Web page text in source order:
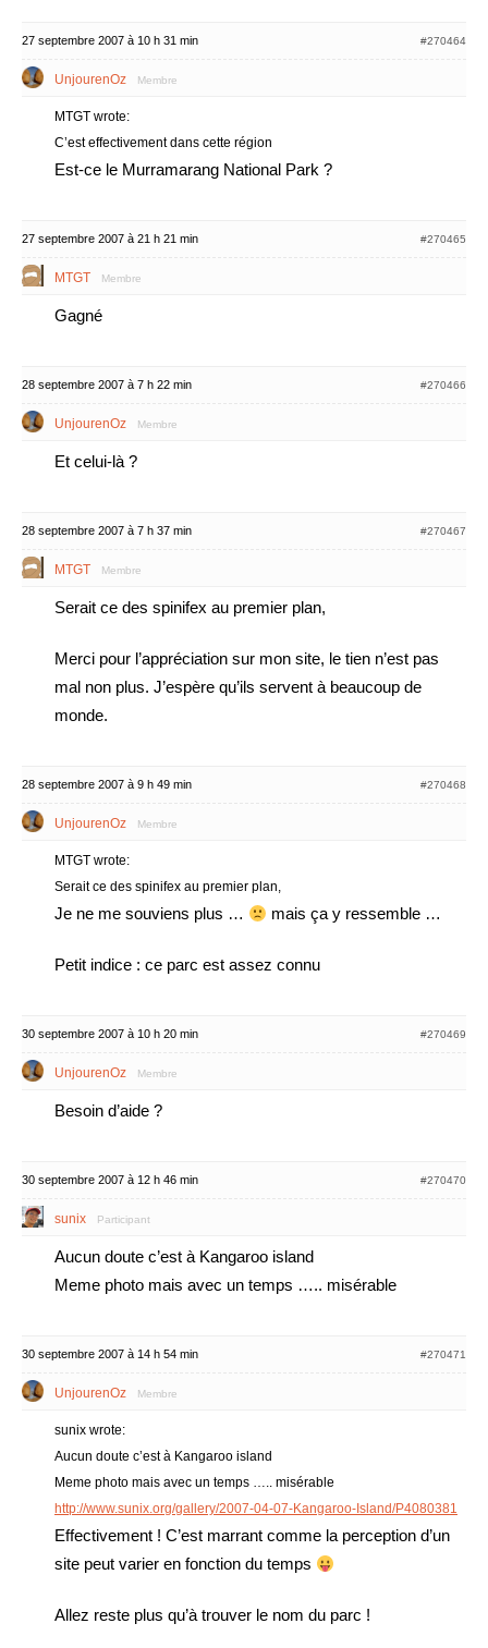
27 septembre 2007 à 10 h 31 min #270464
UnjourenOz Membre
MTGT wrote:
C’est effectivement dans cette région
Est-ce le Murramarang National Park ?
27 septembre 2007 à 21 h 21 min #270465
MTGT Membre
Gagné
28 septembre 2007 à 7 h 22 min #270466
UnjourenOz Membre
Et celui-là ?
28 septembre 2007 à 7 h 37 min #270467
MTGT Membre
Serait ce des spinifex au premier plan,
Merci pour l’appréciation sur mon site, le tien n’est pas
mal non plus. J’espère qu’ils servent à beaucoup de
monde.
28 septembre 2007 à 9 h 49 min #270468
UnjourenOz Membre
MTGT wrote:
Serait ce des spinifex au premier plan,
Je ne me souviens plus … mais ça y ressemble …
Petit indice : ce parc est assez connu
30 septembre 2007 à 10 h 20 min #270469
UnjourenOz Membre
Besoin d’aide ?
30 septembre 2007 à 12 h 46 min #270470
sunix Participant
Aucun doute c’est à Kangaroo island
Meme photo mais avec un temps ….. misérable
30 septembre 2007 à 14 h 54 min #270471
UnjourenOz Membre
sunix wrote:
Aucun doute c’est à Kangaroo island
Meme photo mais avec un temps ….. misérable
http://www.sunix.org/gallery/2007-04-07-Kangaroo-Island/P4080381
Effectivement ! C’est marrant comme la perception d’un
site peut varier en fonction du temps
Allez reste plus qu’à trouver le nom du parc !